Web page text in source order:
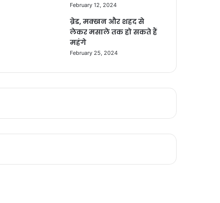
February 12, 2024
ब्रेड, मक्खन और शहद से
लेकर मसाले तक हो सकते हैं
महंगे
February 25, 2024